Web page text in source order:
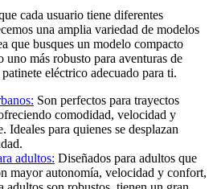
cada usuario tiene diferentes
una amplia variedad de modelos
que busques un modelo compacto
más robusto para aventuras de
eléctrico adecuado para ti.
Son perfectos para trayectos
comodidad, velocidad y
Ideales para quienes se desplazan
adultos: Diseñados para adultos que
mayor autonomía, velocidad y confort,